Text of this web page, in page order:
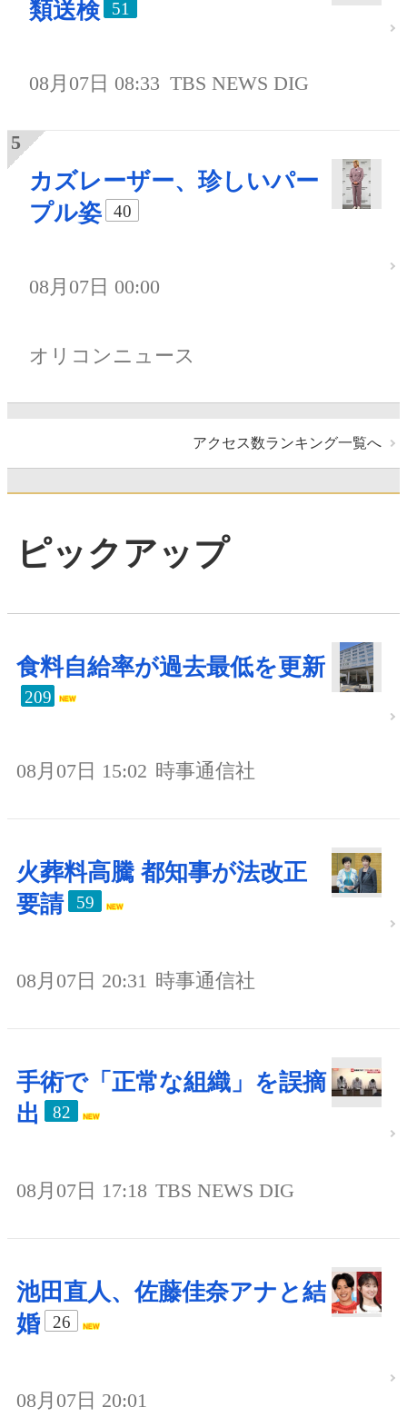
類送検 51
08月07日 08:33 TBS NEWS DIG
カズレーザー、珍しいパー
プル姿
40
08月07日 00:00
オリコンニュース
アクセス数ランキング一覧へ
ピックアップ
食料自給率が過去最低を更新
209
08月07日 15:02 時事通信社
火葬料高騰 都知事が法改正
要請
59
08月07日 20:31 時事通信社
手術で「正常な組織」を誤摘
出
82
08月07日 17:18 TBS NEWS DIG
池田直人、佐藤佳奈アナと結
婚
26
08月07日 20:01